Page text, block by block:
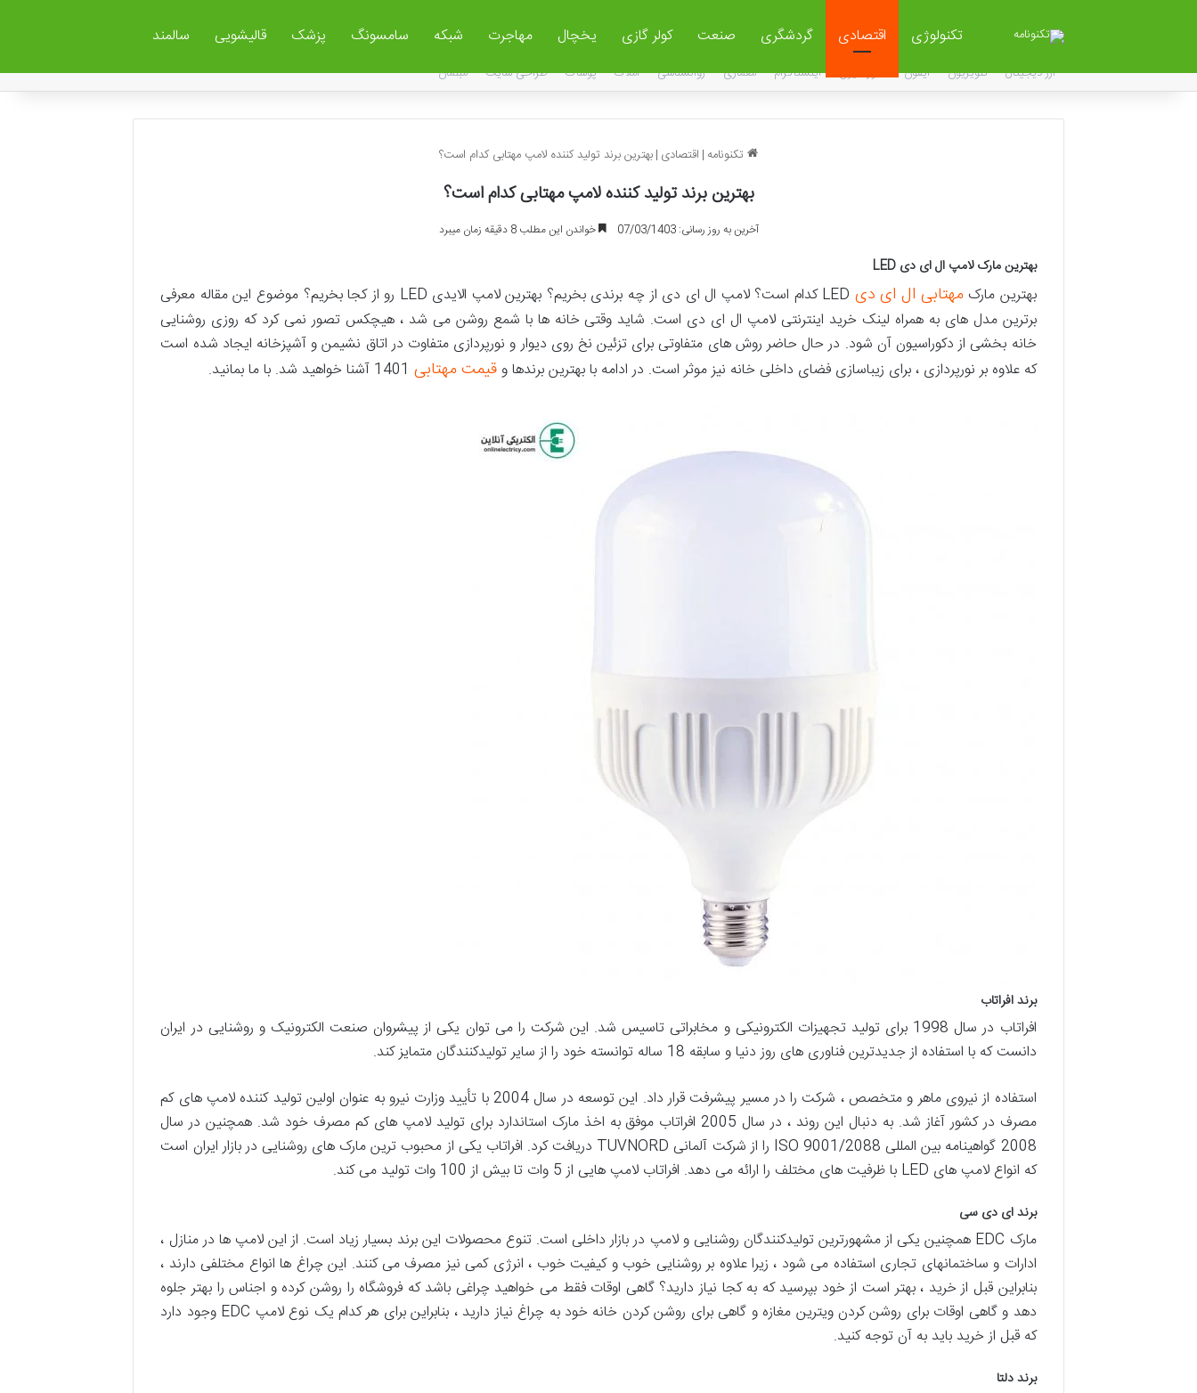
تکنولوژی اقتصادی گردشگری صنعت کولر گازی یخچال مهاجرت شبکه سامسونگ پزشک قالیشویی سالمند
ارز دیجیتال تلویزیون آیفون دکوراسیون اینستاگرام معماری روانشناسی املاک پوشاک طراحی سایت مبلمان
تکنونامه | اقتصادی |بهترین برند تولید کننده لامپ مهتابی کدام است؟
بهترین برند تولید کننده لامپ مهتابی کدام است؟
آخرین به روز رسانی: 07/03/1403 خواندن این مطلب 8 دقیقه زمان میبرد
بهترین مارک لامپ ال ای دی LED
بهترین مارکمهتابی ال ای دی
LED کدام است؟ لامپ ال ای دی از چه برندی بخریم؟ بهترین لامپ الایدی LED رو از کجا بخریم؟ موضوع این مقاله معرفی
برترین مدل های به همراه لینک خرید اینترنتی لامپ ال ای دی است. شاید وقتی خانه ها با شمع روشن می شد ، هیچکس تصور نمی کرد که روزی روشنایی
خانه بخشی از دکوراسیون آن شود. در حال حاضر روش های متفاوتی برای تزئین نخ روی دیوار و نورپردازی متفاوت در اتاق نشیمن و آشپزخانه ایجاد شده است
که علاوه بر نورپردازی ، برای زیباسازی فضای داخلی خانه نیز موثر است. در ادامه با بهترین برندها وقیمت مهتابی
برند افراتاب
افراتاب در سال 1998 برای تولید تجهیزات الکترونیکی و مخابراتی تاسیس شد. این شرکت را می توان یکی از پیشروان صنعت الکترونیک و روشنایی در ایران
دانست که با استفاده از جدیدترین فناوری های روز دنیا و سابقه 18 ساله توانسته خود را از سایر تولیدکنندگان متمایز کند.
استفاده از نیروی ماهر و متخصص ، شرکت را در مسیر پیشرفت قرار داد. این توسعه در سال 2004 با تأیید وزارت نیرو به عنوان اولین تولید کننده لامپ های کم
مصرف در کشور آغاز شد. به دنبال این روند ، در سال 2005 افراتاب موفق به اخذ مارک استاندارد برای تولید لامپ های کم مصرف خود شد. همچنین در سال
2008 گواهینامه بین المللی ISO 9001/2088 را از شرکت آلمانی TUVNORD دریافت کرد. افراتاب یکی از محبوب ترین مارک های روشنایی در بازار ایران است
که انواع لامپ های LED با ظرفیت های مختلف را ارائه می دهد. افراتاب لامپ هایی از 5 وات تا بیش از 100 وات تولید می کند.
برند ای دی سی
مارک EDC همچنین یکی از مشهورترین تولیدکنندگان روشنایی و لامپ در بازار داخلی است. تنوع محصولات این برند بسیار زیاد است. از این لامپ ها در منازل ،
ادارات و ساختمانهای تجاری استفاده می شود ، زیرا علاوه بر روشنایی خوب و کیفیت خوب ، انرژی کمی نیز مصرف می کنند. این چراغ ها انواع مختلفی دارند ،
بنابراین قبل از خرید ، بهتر است از خود بپرسید که به کجا نیاز دارید؟ گاهی اوقات فقط می خواهید چراغی باشد که فروشگاه را روشن کرده و اجناس را بهتر جلوه
دهد و گاهی اوقات برای روشن کردن ویترین مغازه و گاهی برای روشن کردن خانه خود به چراغ نیاز دارید ، بنابراین برای هر کدام یک نوع لامپ EDC وجود دارد
که قبل از خرید باید به آن توجه کنید.
برند دلتا